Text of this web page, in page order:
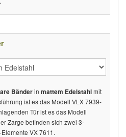
Bänderin mattem Edelstahlmit
ist es das Modell VLX 7939-
Tür ist es das Modell
Zarge befinden sich zwei 3-
VX 7611.